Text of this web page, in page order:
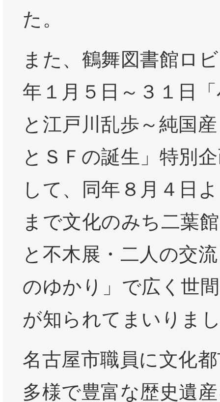
た。
また、鶴舞図書館ロ
年１月５日～３１日
と江戸川乱歩～純国
とＳＦの誕生」特別
して、同年８月４日
まで文化のみち二葉
と不木展・二人の交
のゆかり」で広く世
が知られてまいりま
名古屋市職員に文化
多様で豊富な歴史遺